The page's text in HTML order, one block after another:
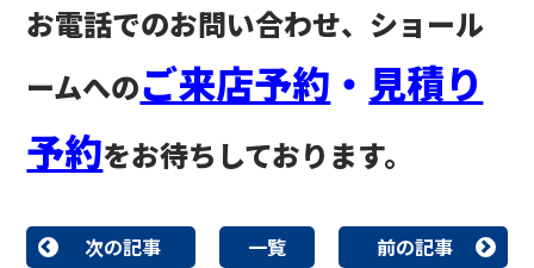
お電話でのお問い合わせ、ショール
ームへのご来店予約 ・ 見積り
予約をお待ちしております。
次の記事 一覧 前の記事